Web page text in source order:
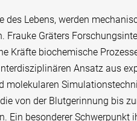
Lebens, werden
Frauke Gräters
Kräfte biochemische
Ansatz aus
molekularen
von der Blutgerinnung bis
Ein besonderer Schwerpunkt